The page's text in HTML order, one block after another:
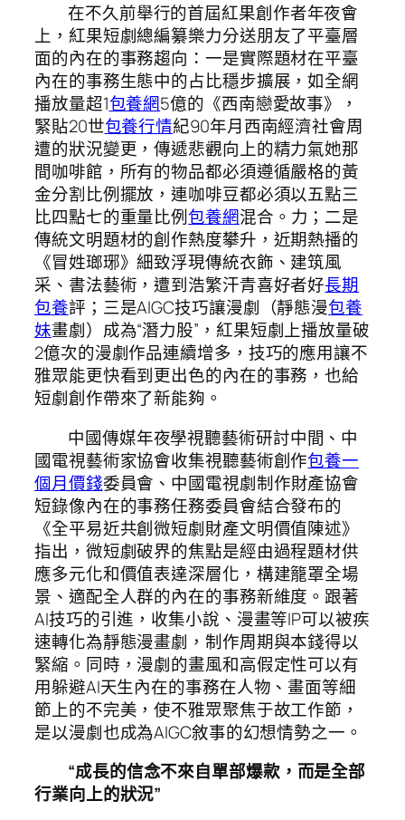
在不久前舉行的首屆紅果創作者年夜會
上，紅果短劇總編纂樂力分送朋友了平臺層
面的內在的事務趨向：一是實際題材在平臺
內在的事務生態中的占比穩步擴展，如全網
播放量超1包養網5億的《西南戀愛故事》，
緊貼20世包養行情紀90年月西南經濟社會周
遭的狀況變更，傳遞悲觀向上的精力氣她那
間咖啡館，所有的物品都必須遵循嚴格的黃
金分割比例擺放，連咖啡豆都必須以五點三
比四點七的重量比例包養網混合。力；二是
傳統文明題材的創作熱度攀升，近期熱播的
《冒姓瑯琊》細致浮現傳統衣飾、建筑風
采、書法藝術，遭到浩繁汗青喜好者好長期
包養評；三是AIGC技巧讓漫劇（靜態漫包養
妹畫劇）成為“潛力股”，紅果短劇上播放量破
2億次的漫劇作品連續增多，技巧的應用讓不
雅眾能更快看到更出色的內在的事務，也給
短劇創作帶來了新能夠。
中國傳媒年夜學視聽藝術研討中間、中
國電視藝術家協會收集視聽藝術創作包養一
個月價錢委員會、中國電視劇制作財產協會
短錄像內在的事務任務委員會結合發布的
《全平易近共創微短劇財產文明價值陳述》
指出，微短劇破界的焦點是經由過程題材供
應多元化和價值表達深層化，構建籠罩全場
景、適配全人群的內在的事務新維度。跟著
AI技巧的引進，收集小說、漫畫等IP可以被疾
速轉化為靜態漫畫劇，制作周期與本錢得以
緊縮。同時，漫劇的畫風和高假定性可以有
用躲避AI天生內在的事務在人物、畫面等細
節上的不完美，使不雅眾聚焦于故工作節，
是以漫劇也成為AIGC敘事的幻想情勢之一。
“成長的信念不來自單部爆款，而是全部
行業向上的狀況”